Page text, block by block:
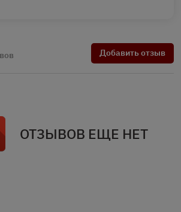
Добавить отзыв
ОТЗЫВОВ ЕЩЕ НЕТ